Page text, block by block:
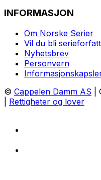
INFORMASJON
Om Norske Serier
Vil du bli
Nyhetsbrev
Personvern
© Cappelen Damm AS |
Rettigheter og lover